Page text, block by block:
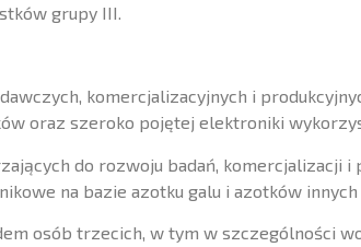
grupy III.
komercjalizacyjnych i
oraz szeroko pojętej elektroniki
do rozwoju badań, komercjalizacji
na bazie azotku galu i azotków
osób trzecich, w tym w szczególności